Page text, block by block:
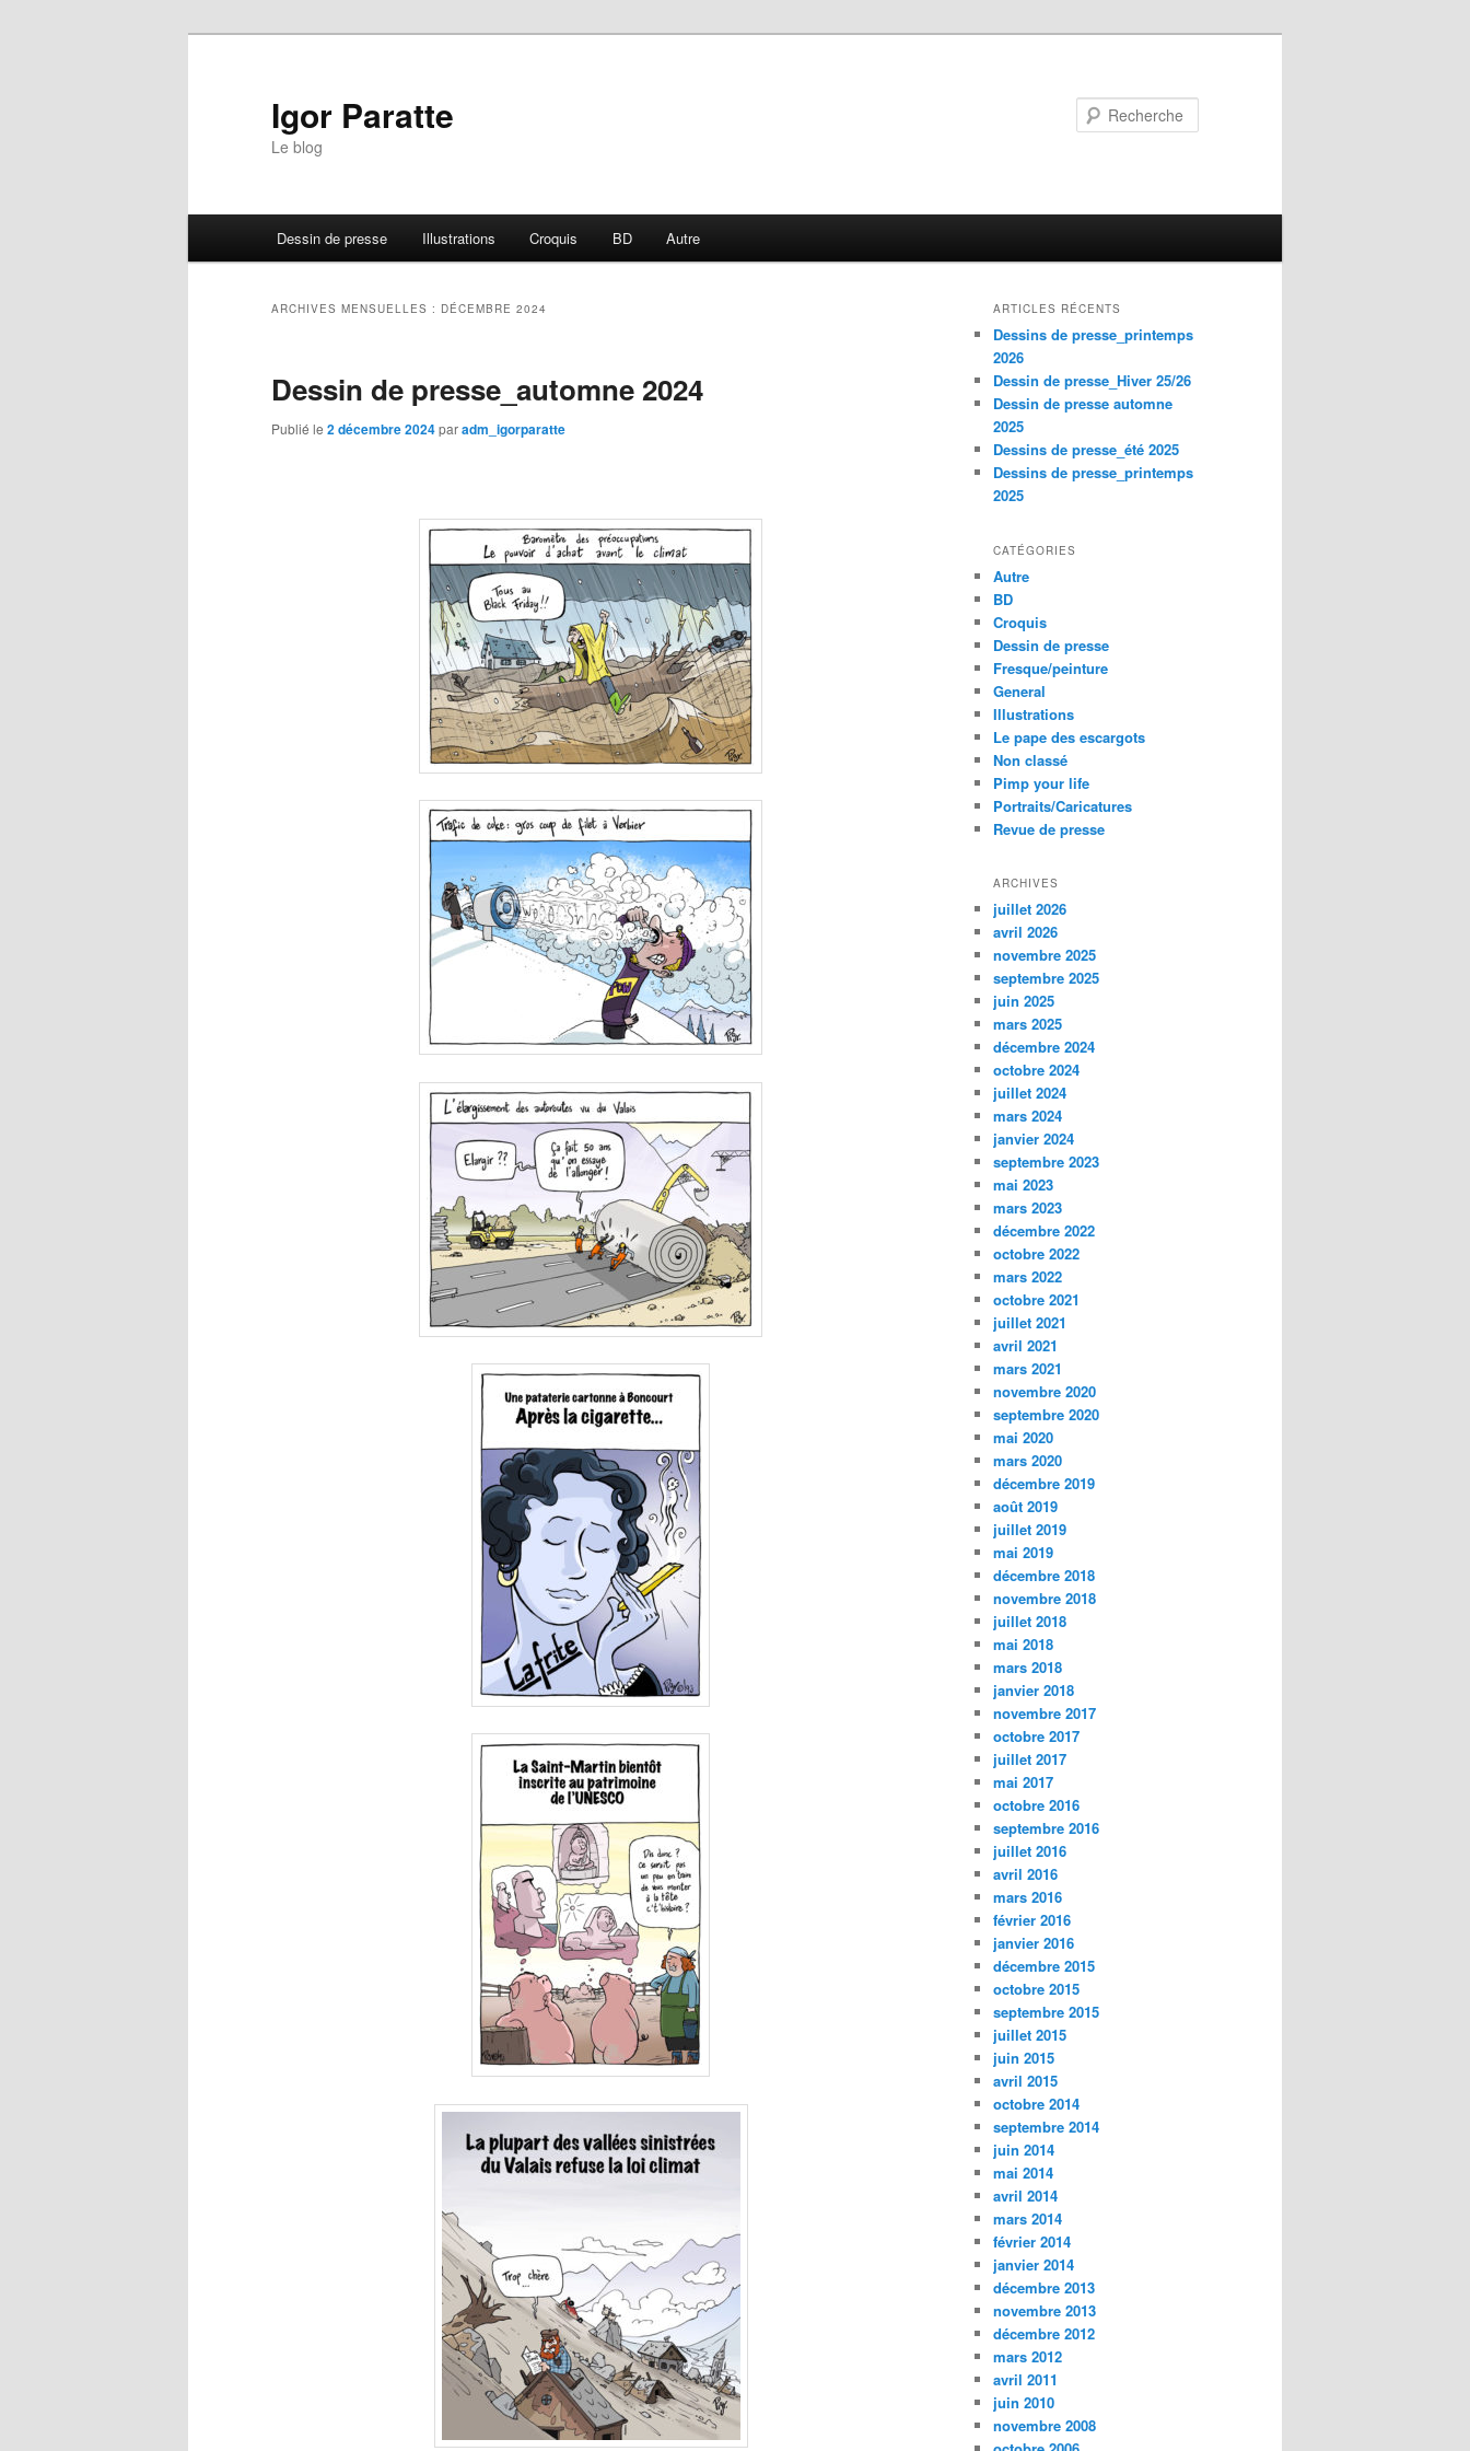
Igor Paratte
Le blog
Aller au contenu principal
Aller au contenu secondaire
Dessin de presse Illustrations Croquis BD Autre
ARCHIVES MENSUELLES : DÉCEMBRE 2024
Dessin de presse_automne 2024
Publié le 2 décembre 2024paradm_igorparatte
ARTICLES RÉCENTS
Dessins de presse_printemps
2026
Dessin de presse_Hiver 25/26
Dessin de presse automne
2025
Dessins de presse_été 2025
Dessins de presse_printemps
2025
CATÉGORIES
Autre
BD
Croquis
Dessin de presse
Fresque/peinture
General
Illustrations
Le pape des escargots
Non classé
Pimp your life
Portraits/Caricatures
Revue de presse
ARCHIVES
juillet 2026
avril 2026
novembre 2025
septembre 2025
juin 2025
mars 2025
décembre 2024
octobre 2024
juillet 2024
mars 2024
janvier 2024
septembre 2023
mai 2023
mars 2023
décembre 2022
octobre 2022
mars 2022
octobre 2021
juillet 2021
avril 2021
mars 2021
novembre 2020
septembre 2020
mai 2020
mars 2020
décembre 2019
août 2019
juillet 2019
mai 2019
décembre 2018
novembre 2018
juillet 2018
mai 2018
mars 2018
janvier 2018
novembre 2017
octobre 2017
juillet 2017
mai 2017
octobre 2016
septembre 2016
juillet 2016
avril 2016
mars 2016
février 2016
janvier 2016
décembre 2015
octobre 2015
septembre 2015
juillet 2015
juin 2015
avril 2015
octobre 2014
septembre 2014
juin 2014
mai 2014
avril 2014
mars 2014
février 2014
janvier 2014
décembre 2013
novembre 2013
décembre 2012
mars 2012
avril 2011
juin 2010
novembre 2008